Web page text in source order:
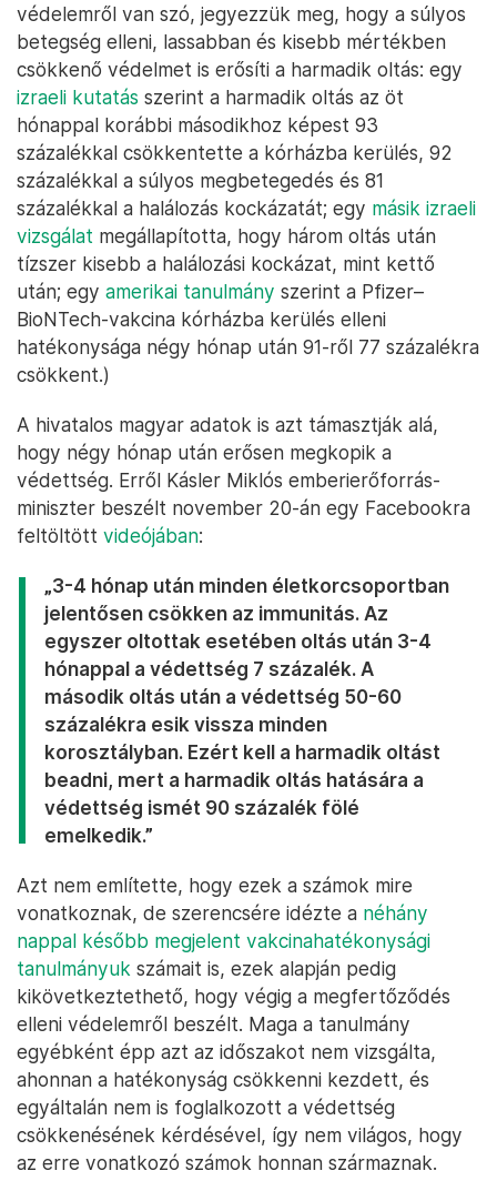
védelemről van szó, jegyezzük meg, hogy a súlyos
betegség elleni, lassabban és kisebb mértékben
csökkenő védelmet is erősíti a harmadik oltás: egy
izraeli kutatás szerint a harmadik oltás az öt
hónappal korábbi másodikhoz képest 93
százalékkal csökkentette a kórházba kerülés, 92
százalékkal a súlyos megbetegedés és 81
százalékkal a halálozás kockázatát; egy másik izraeli
vizsgálat megállapította, hogy három oltás után
tízszer kisebb a halálozási kockázat, mint kettő
után; egy amerikai tanulmány szerint a Pfizer–
BioNTech-vakcina kórházba kerülés elleni
hatékonysága négy hónap után 91-ről 77 százalékra
csökkent.)
A hivatalos magyar adatok is azt támasztják alá,
hogy négy hónap után erősen megkopik a
védettség. Erről Kásler Miklós emberierőforrás-
miniszter beszélt november 20-án egy Facebookra
feltöltött videójában:
„3-4 hónap után minden életkorcsoportban
jelentősen csökken az immunitás. Az
egyszer oltottak esetében oltás után 3-4
hónappal a védettség 7 százalék. A
második oltás után a védettség 50-60
százalékra esik vissza minden
korosztályban. Ezért kell a harmadik oltást
beadni, mert a harmadik oltás hatására a
védettség ismét 90 százalék fölé
emelkedik.”
Azt nem említette, hogy ezek a számok mire
vonatkoznak, de szerencsére idézte a néhány
nappal később megjelent vakcinahatékonysági
tanulmányuk számait is, ezek alapján pedig
kikövetkeztethető, hogy végig a megfertőződés
elleni védelemről beszélt. Maga a tanulmány
egyébként épp azt az időszakot nem vizsgálta,
ahonnan a hatékonyság csökkenni kezdett, és
egyáltalán nem is foglalkozott a védettség
csökkenésének kérdésével, így nem világos, hogy
az erre vonatkozó számok honnan származnak.